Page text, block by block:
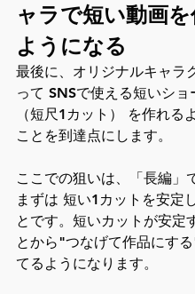
ャラで短い動画
ようになる
最後に、オリジナルキャラ
って SNSで使える短いショ
（短尺1カット） を作れる
ことを到達点にします。
ここでの狙いは、「長編」
まずは 短い1カットを安定
とです。短いカットが安定
とから"つなげて作品にす
てるようになります。